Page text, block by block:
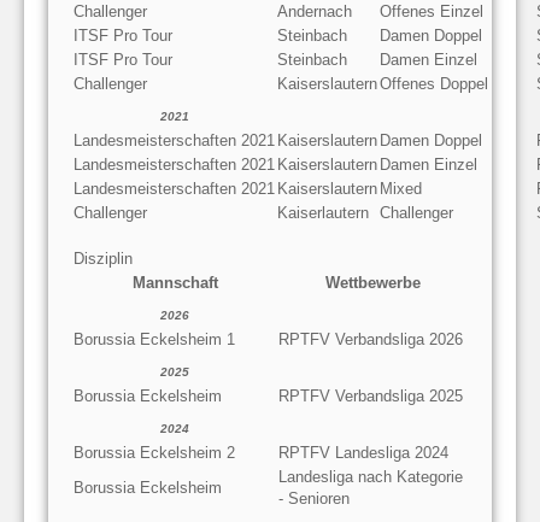
Challenger
Andernach Offenes Einzel
ITSF Pro Tour
Steinbach Damen Doppel
ITSF Pro Tour
Steinbach Damen Einzel
Challenger
KaiserslauternOffenes Doppel
2021
Landesmeisterschaften 2021 Kaiserslautern Damen Doppel
Landesmeisterschaften 2021 Kaiserslautern Damen Einzel
Landesmeisterschaften 2021 Kaiserslautern Mixed
Challenger
Kaiserlautern Challenger
Disziplin
Mannschaft
Wettbewerbe
2026
Borussia Eckelsheim 1 RPTFV Verbandsliga 2026
2025
Borussia Eckelsheim RPTFV Verbandsliga 2025
2024
Borussia Eckelsheim 2
RPTFV Landesliga 2024
Borussia Eckelsheim
Landesliga nach Kategorie
- Senioren